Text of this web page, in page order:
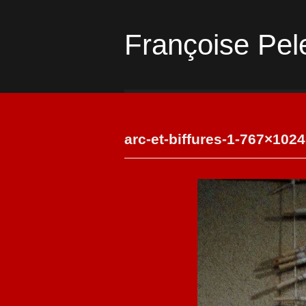
Françoise
arc-et-biffures-1-767×1024